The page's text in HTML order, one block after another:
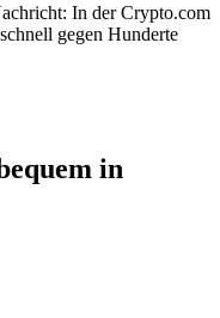
In der Crypto.com
gegen Hunderte
in